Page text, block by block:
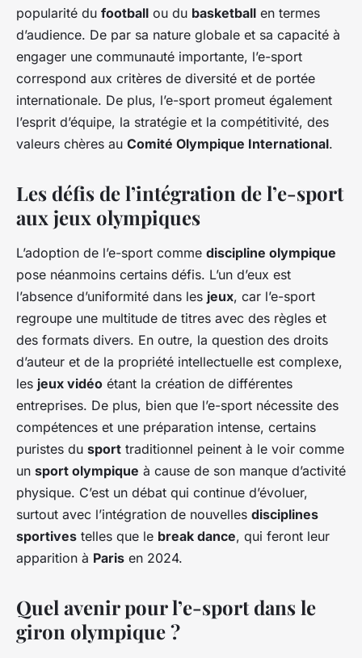
popularité du football ou du basketball en termes
d’audience. De par sa nature globale et sa capacité à
engager une communauté importante, l’e-sport
correspond aux critères de diversité et de portée
internationale. De plus, l’e-sport promeut également
l’esprit d’équipe, la stratégie et la compétitivité, des
valeurs chères au Comité Olympique International.
Les défis de l’intégration de l’e-sport
aux jeux olympiques
L’adoption de l’e-sport comme discipline olympique
pose néanmoins certains défis. L’un d’eux est
l’absence d’uniformité dans les jeux, car l’e-sport
regroupe une multitude de titres avec des règles et
des formats divers. En outre, la question des droits
d’auteur et de la propriété intellectuelle est complexe,
les jeux vidéo étant la création de différentes
entreprises. De plus, bien que l’e-sport nécessite des
compétences et une préparation intense, certains
puristes du sport traditionnel peinent à le voir comme
un sport olympique à cause de son manque d’activité
physique. C’est un débat qui continue d’évoluer,
surtout avec l’intégration de nouvelles disciplines
sportives telles que le break dance, qui feront leur
apparition à Paris en 2024.
Quel avenir pour l’e-sport dans le
giron olympique ?